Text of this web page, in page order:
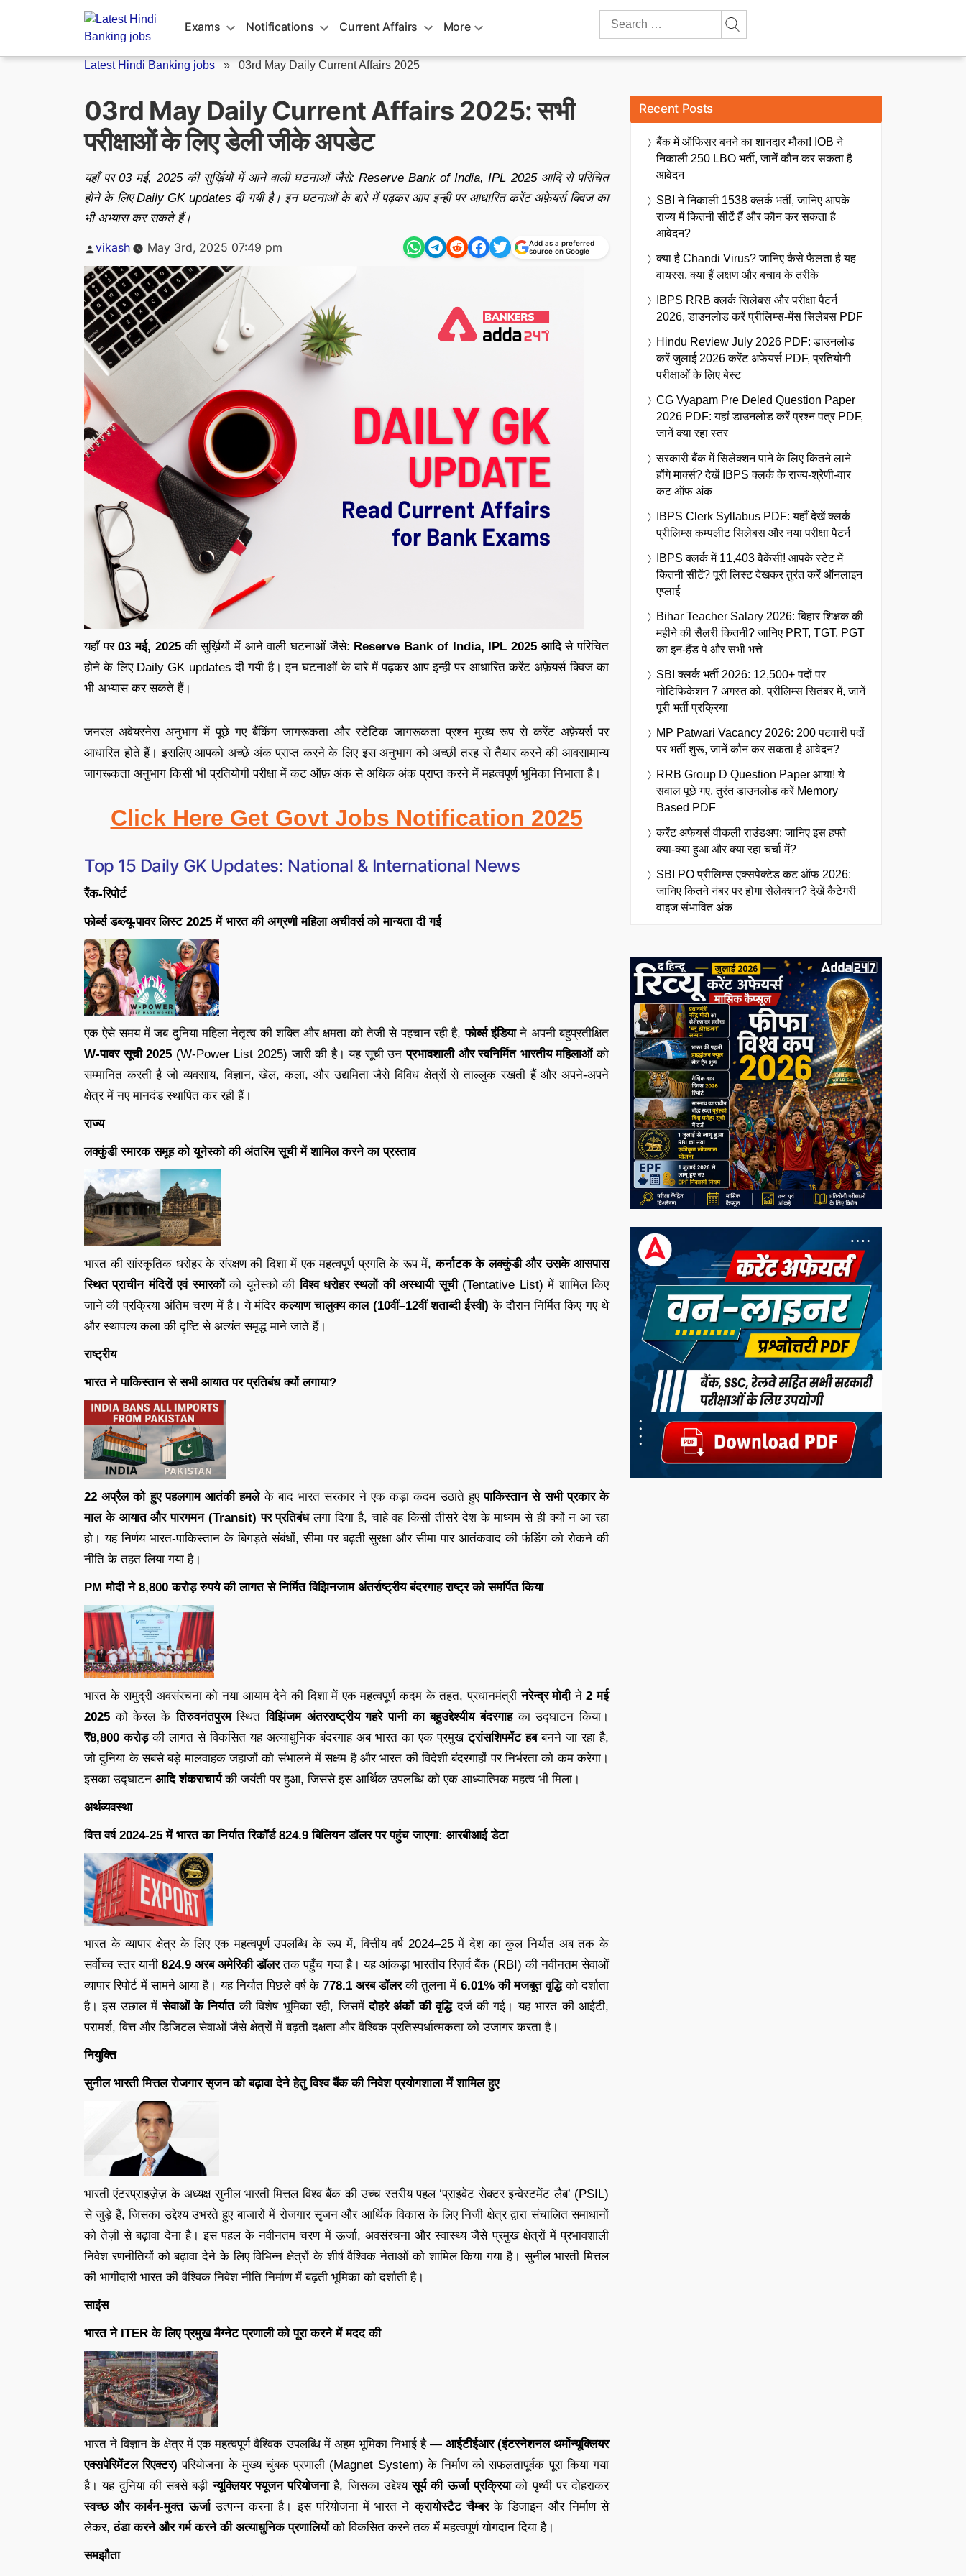
Exams Notifications Current Affairs More
Search
Latest Hindi Banking jobs » 03rd May Daily Current Affairs 2025
03rd May Daily Current Affairs 2025: सभी
परीक्षाओं के लिए डेली जीके अपडेट
यहाँ पर 03 मई, 2025 की सुर्ख़ियों में आने वाली घटनाओं जैसे: Reserve Bank of India, IPL 2025 आदि से परिचित
होने के लिए Daily GK updates दी गयी है। इन घटनाओं के बारे में पढ़कर आप इन्ही पर आधारित करेंट अफ़ेयर्स क्विज का
भी अभ्यास कर सकते हैं।
Posted
vikash May 3rd, 2025 07:49 pm
Add as a preferred
source on Google
यहाँ पर03 मई, 2025 की सुर्ख़ियों में आने वाली घटनाओं जैसे: Reserve Bank of India, IPL 2025 आदिसे परिचित
होने के लिए Daily GK updatesदी गयी है। इन घटनाओं के बारे में पढ़कर आप इन्ही पर आधारित करेंट अफ़ेयर्स क्विज का
भी अभ्यास कर सकते हैं।
जनरल अवेयरनेस अनुभाग में पूछे गए बैंकिंग जागरूकता और स्टेटिक जागरूकता प्रश्न मुख्य रूप से करेंट अफ़ेयर्स पर
आधारित होते हैं। इसलिए आपको अच्छे अंक प्राप्त करने के लिए इस अनुभाग को अच्छी तरह से तैयार करने की आवसामान्य
जागरूकता अनुभाग किसी भी प्रतियोगी परीक्षा में कट ऑफ़ अंक से अधिक अंक प्राप्त करने में महत्वपूर्ण भूमिका निभाता है।
Click Here Get Govt Jobs Notification 2025
Top 15 Daily GK Updates: National & International News
रैंक-रिपोर्ट
फोर्ब्स डब्ल्यू-पावर लिस्ट 2025 में भारत की अग्रणी महिला अचीवर्स को मान्यता दी गई
एक ऐसे समय में जब दुनिया महिला नेतृत्व की शक्ति और क्षमता को तेजी से पहचान रही है,फोर्ब्स इंडियाने अपनी बहुप्रतीक्षित
W-पावर सूची 2025 (W-Power List 2025) जारी की है। यह सूची उनप्रभावशाली और स्वनिर्मित भारतीय महिलाओंको
सम्मानित करती है जो व्यवसाय, विज्ञान, खेल, कला, और उद्यमिता जैसे विविध क्षेत्रों से ताल्लुक रखती हैं और अपने-अपने
क्षेत्र में नए मानदंड स्थापित कर रही हैं।
राज्य
लक्कुंडी स्मारक समूह को यूनेस्को की अंतरिम सूची में शामिल करने का प्रस्ताव
भारत की सांस्कृतिक धरोहर के संरक्षण की दिशा में एक महत्वपूर्ण प्रगति के रूप में,कर्नाटक के लक्कुंडी और उसके आसपास
स्थित प्राचीन मंदिरों एवं स्मारकोंको यूनेस्को कीविश्व धरोहर स्थलों की अस्थायी सूची(Tentative List) में शामिल किए
जाने की प्रक्रिया अंतिम चरण में है। ये मंदिरकल्याण चालुक्य काल (10वीं–12वीं शताब्दी ईस्वी) के दौरान निर्मित किए गए थे
और स्थापत्य कला की दृष्टि से अत्यंत समृद्ध माने जाते हैं।
राष्ट्रीय
भारत ने पाकिस्तान से सभी आयात पर प्रतिबंध क्यों लगाया?
22 अप्रैल को हुए पहलगाम आतंकी हमलेके बाद भारत सरकार ने एक कड़ा कदम उठाते हुएपाकिस्तान से सभी प्रकार के
माल के आयात और पारगमन (Transit) पर प्रतिबंधलगा दिया है, चाहे वह किसी तीसरे देश के माध्यम से ही क्यों न आ रहा
हो। यह निर्णय भारत-पाकिस्तान के बिगड़ते संबंधों, सीमा पर बढ़ती सुरक्षा और सीमा पार आतंकवाद की फंडिंग को रोकने की
नीति के तहत लिया गया है।
PM मोदी ने 8,800 करोड़ रुपये की लागत से निर्मित विझिनजाम अंतर्राष्ट्रीय बंदरगाह राष्ट्र को समर्पित किया
भारत के समुद्री अवसंरचना को नया आयाम देने की दिशा में एक महत्वपूर्ण कदम के तहत, प्रधानमंत्रीनरेन्द्र मोदीने2 मई
2025 को केरल केतिरुवनंतपुरमस्थितविझिंजम अंतरराष्ट्रीय गहरे पानी का बहुउद्देश्यीय बंदरगाहका उद्घाटन किया।
₹8,800 करोड़की लागत से विकसित यह अत्याधुनिक बंदरगाह अब भारत का एक प्रमुखट्रांसशिपमेंट हबबनने जा रहा है,
जो दुनिया के सबसे बड़े मालवाहक जहाजों को संभालने में सक्षम है और भारत की विदेशी बंदरगाहों पर निर्भरता को कम करेगा।
इसका उद्घाटन आदि शंकराचार्यकी जयंती पर हुआ, जिससे इस आर्थिक उपलब्धि को एक आध्यात्मिक महत्व भी मिला।
अर्थव्यवस्था
वित्त वर्ष 2024-25 में भारत का निर्यात रिकॉर्ड 824.9 बिलियन डॉलर पर पहुंच जाएगा: आरबीआई डेटा
भारत के व्यापार क्षेत्र के लिए एक महत्वपूर्ण उपलब्धि के रूप में, वित्तीय वर्ष 2024–25 में देश का कुल निर्यात अब तक के
सर्वोच्च स्तर यानी824.9 अरब अमेरिकी डॉलरतक पहुँच गया है। यह आंकड़ा भारतीय रिज़र्व बैंक (RBI) की नवीनतम सेवाओं
व्यापार रिपोर्ट में सामने आया है। यह निर्यात पिछले वर्ष के 778.1 अरब डॉलरकी तुलना में 6.01% की मजबूत वृद्धिको दर्शाता
है। इस उछाल मेंसेवाओं के निर्यातकी विशेष भूमिका रही, जिसमेंदोहरे अंकों की वृद्धिदर्ज की गई। यह भारत की आईटी,
परामर्श, वित्त और डिजिटल सेवाओं जैसे क्षेत्रों में बढ़ती दक्षता और वैश्विक प्रतिस्पर्धात्मकता को उजागर करता है।
नियुक्ति
सुनील भारती मित्तल रोजगार सृजन को बढ़ावा देने हेतु विश्व बैंक की निवेश प्रयोगशाला में शामिल हुए
भारती एंटरप्राइज़ेज़ के अध्यक्ष सुनील भारती मित्तल विश्व बैंक की उच्च स्तरीय पहल ‘प्राइवेट सेक्टर इन्वेस्टमेंट लैब’ (PSIL)
से जुड़े हैं, जिसका उद्देश्य उभरते हुए बाजारों में रोजगार सृजन और आर्थिक विकास के लिए निजी क्षेत्र द्वारा संचालित समाधानों
को तेज़ी से बढ़ावा देना है। इस पहल के नवीनतम चरण में ऊर्जा, अवसंरचना और स्वास्थ्य जैसे प्रमुख क्षेत्रों में प्रभावशाली
निवेश रणनीतियों को बढ़ावा देने के लिए विभिन्न क्षेत्रों के शीर्ष वैश्विक नेताओं को शामिल किया गया है। सुनील भारती मित्तल
की भागीदारी भारत की वैश्विक निवेश नीति निर्माण में बढ़ती भूमिका को दर्शाती है।
साइंस
भारत ने ITER के लिए प्रमुख मैग्नेट प्रणाली को पूरा करने में मदद की
भारत ने विज्ञान के क्षेत्र में एक महत्वपूर्ण वैश्विक उपलब्धि में अहम भूमिका निभाई है — आईटीईआर (इंटरनेशनल थर्मोन्यूक्लियर
एक्सपेरिमेंटल रिएक्टर) परियोजना के मुख्य चुंबक प्रणाली (Magnet System) के निर्माण को सफलतापूर्वक पूरा किया गया
है। यह दुनिया की सबसे बड़ीन्यूक्लियर फ्यूजन परियोजनाहै, जिसका उद्देश्यसूर्य की ऊर्जा प्रक्रियाको पृथ्वी पर दोहराकर
स्वच्छ और कार्बन-मुक्त ऊर्जाउत्पन्न करना है। इस परियोजना में भारत नेक्रायोस्टैट चैम्बरके डिजाइन और निर्माण से
लेकर,ठंडा करने और गर्म करने की अत्याधुनिक प्रणालियोंको विकसित करने तक में महत्वपूर्ण योगदान दिया है।
समझौता
Recent Posts
बैंक में ऑफिसर बनने का शानदार मौका! IOB ने
निकाली 250 LBO भर्ती, जानें कौन कर सकता है
आवेदन
SBI ने निकाली 1538 क्लर्क भर्ती, जानिए आपके
राज्य में कितनी सीटें हैं और कौन कर सकता है
आवेदन?
क्या है Chandi Virus? जानिए कैसे फैलता है यह
वायरस, क्या हैं लक्षण और बचाव के तरीके
IBPS RRB क्लर्क सिलेबस और परीक्षा पैटर्न
2026, डाउनलोड करें प्रीलिम्स-मेंस सिलेबस PDF
Hindu Review July 2026 PDF: डाउनलोड
करें जुलाई 2026 करेंट अफेयर्स PDF, प्रतियोगी
परीक्षाओं के लिए बेस्ट
CG Vyapam Pre Deled Question Paper
2026 PDF: यहां डाउनलोड करें प्रश्न पत्र PDF,
जानें क्या रहा स्तर
सरकारी बैंक में सिलेक्शन पाने के लिए कितने लाने
होंगे मार्क्स? देखें IBPS क्लर्क के राज्य-श्रेणी-वार
कट ऑफ अंक
IBPS Clerk Syllabus PDF: यहाँ देखें क्लर्क
प्रीलिम्स कम्पलीट सिलेबस और नया परीक्षा पैटर्न
IBPS क्लर्क में 11,403 वैकेंसी! आपके स्टेट में
कितनी सीटें? पूरी लिस्ट देखकर तुरंत करें ऑनलाइन
एप्लाई
Bihar Teacher Salary 2026: बिहार शिक्षक की
महीने की सैलरी कितनी? जानिए PRT, TGT, PGT
का इन-हैंड पे और सभी भत्ते
SBI क्लर्क भर्ती 2026: 12,500+ पदों पर
नोटिफिकेशन 7 अगस्त को, प्रीलिम्स सितंबर में, जानें
पूरी भर्ती प्रक्रिया
MP Patwari Vacancy 2026: 200 पटवारी पदों
पर भर्ती शुरू, जानें कौन कर सकता है आवेदन?
RRB Group D Question Paper आया! ये
सवाल पूछे गए, तुरंत डाउनलोड करें Memory
Based PDF
करेंट अफेयर्स वीकली राउंडअप: जानिए इस हफ्ते
क्या-क्या हुआ और क्या रहा चर्चा में?
SBI PO प्रीलिम्स एक्सपेक्टेड कट ऑफ 2026:
जानिए कितने नंबर पर होगा सेलेक्शन? देखें कैटेगरी
वाइज संभावित अंक